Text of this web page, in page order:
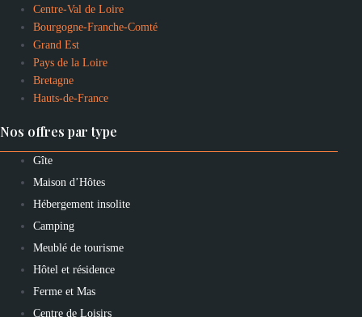
Centre-Val de Loire
Bourgogne-Franche-Comté
Grand Est
Pays de la Loire
Bretagne
Hauts-de-France
Nos offres par type
Gîte
Maison d’Hôtes
Hébergement insolite
Camping
Meublé de tourisme
Hôtel et résidence
Ferme et Mas
Centre de Loisirs